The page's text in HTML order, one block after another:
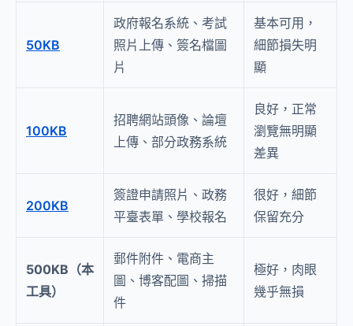
50KB
政府報名系統、考試
照片上傳、簽名檔圖
片
基本可用，
細節損失明
顯
100KB
招聘網站頭像、論壇
上傳、部分政務系統
良好，正常
瀏覽無明顯
差異
200KB
簽證申請照片、政務
平臺表單、學校報名
很好，細節
保留充分
500KB（本
工具）
郵件附件、電商主
圖、博客配圖、掃描
件
極好，肉眼
幾乎無損